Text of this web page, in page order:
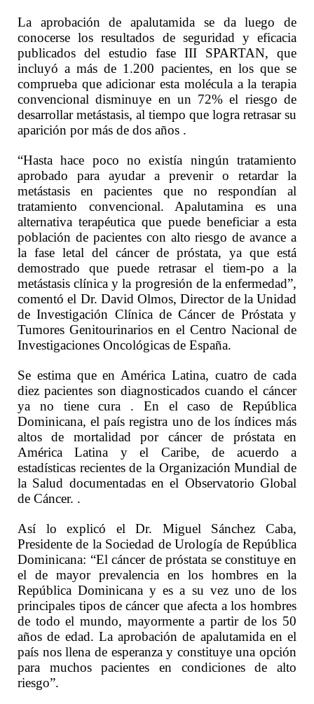
La aprobación de apalutamida se da luego de
conocerse los resultados de seguridad y eficacia
publicados del estudio fase III SPARTAN, que
incluyó a más de 1.200 pacientes, en los que se
comprueba que adicionar esta molécula a la terapia
convencional disminuye en un 72% el riesgo de
desarrollar metástasis, al tiempo que logra retrasar su
aparición por más de dos años .
“Hasta hace poco no existía ningún tratamiento
aprobado para ayudar a prevenir o retardar la
metástasis en pacientes que no respondían al
tratamiento convencional. Apalutamina es una
alternativa terapéutica que puede beneficiar a esta
población de pacientes con alto riesgo de avance a
la fase letal del cáncer de próstata, ya que está
demostrado que puede retrasar el tiem-po a la
metástasis clínica y la progresión de la enfermedad”,
comentó el Dr. David Olmos, Director de la Unidad
de Investigación Clínica de Cáncer de Próstata y
Tumores Genitourinarios en el Centro Nacional de
Investigaciones Oncológicas de España.
Se estima que en América Latina, cuatro de cada
diez pacientes son diagnosticados cuando el cáncer
ya no tiene cura . En el caso de República
Dominicana, el país registra uno de los índices más
altos de mortalidad por cáncer de próstata en
América Latina y el Caribe, de acuerdo a
estadísticas recientes de la Organización Mundial de
la Salud documentadas en el Observatorio Global
de Cáncer. .
Así lo explicó el Dr. Miguel Sánchez Caba,
Presidente de la Sociedad de Urología de República
Dominicana: “El cáncer de próstata se constituye en
el de mayor prevalencia en los hombres en la
República Dominicana y es a su vez uno de los
principales tipos de cáncer que afecta a los hombres
de todo el mundo, mayormente a partir de los 50
años de edad. La aprobación de apalutamida en el
país nos llena de esperanza y constituye una opción
para muchos pacientes en condiciones de alto
riesgo”.